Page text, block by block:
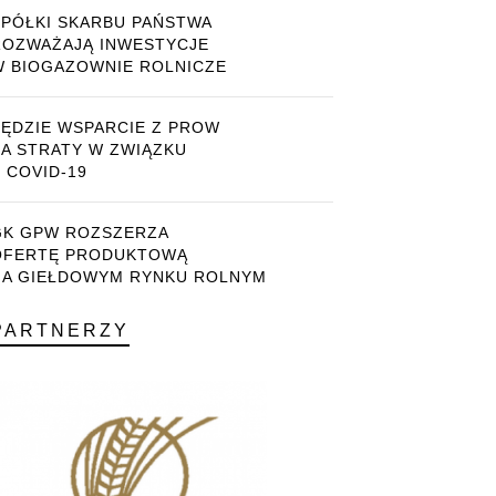
SKARBU PAŃSTWA
INWESTYCJE
BIOGAZOWNIE ROLNICZE
WSPARCIE Z PROW
STRATY W ZWIĄZKU
COVID-19
GPW ROZSZERZA
PRODUKTOWĄ
GIEŁDOWYM RYNKU ROLNYM